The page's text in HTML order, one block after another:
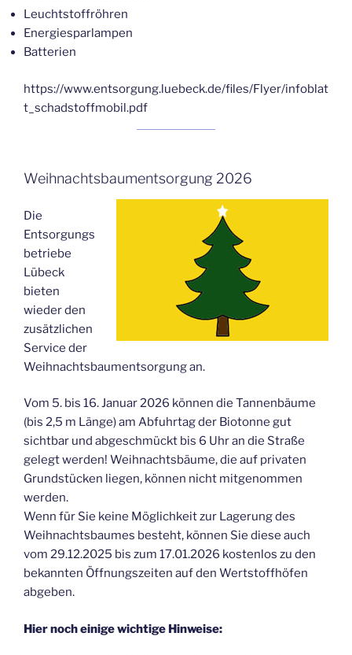
Leuchtstoffröhren
Energiesparlampen
Batterien
https://www.entsorgung.luebeck.de/files/Flyer/infoblat
t_schadstoffmobil.pdf
Weihnachtsbaumentsorgung 2026
Die
Entsorgungs
betriebe
Lübeck
bieten
wieder den
zusätzlichen
Service der
Weihnachtsbaumentsorgung an.
Vom 5. bis 16. Januar 2026 können die Tannenbäume
(bis 2,5 m Länge) am Abfuhrtag der Biotonne gut
sichtbar und abgeschmückt bis 6 Uhr an die Straße
gelegt werden! Weihnachtsbäume, die auf privaten
Grundstücken liegen, können nicht mitgenommen
werden.
Wenn für Sie keine Möglichkeit zur Lagerung des
Weihnachtsbaumes besteht, können Sie diese auch
vom 29.12.2025 bis zum 17.01.2026 kostenlos zu den
bekannten Öffnungszeiten auf den Wertstoffhöfen
abgeben.
Hier noch einige wichtige Hinweise: